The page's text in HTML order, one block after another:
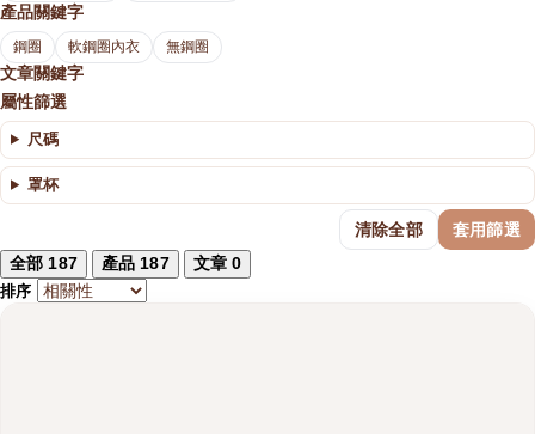
產品關鍵字
鋼圈 軟鋼圈內衣 無鋼圈
文章關鍵字
屬性篩選
尺碼
罩杯
清除全部
套用篩選
全部 187 產品 187 文章0
排序